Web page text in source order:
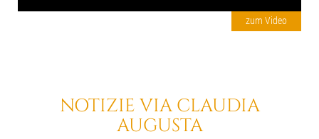
zum Video
NOTIZIE VIA CLAUDIA
AUGUSTA